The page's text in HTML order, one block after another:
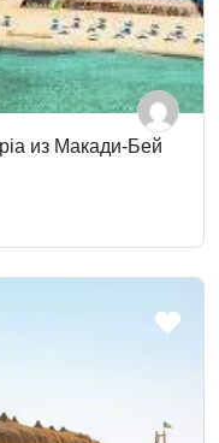
из Макади-Бей